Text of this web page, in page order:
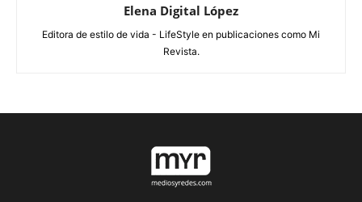
Elena Digital López
Editora de estilo de vida - LifeStyle en publicaciones como Mi
Revista.